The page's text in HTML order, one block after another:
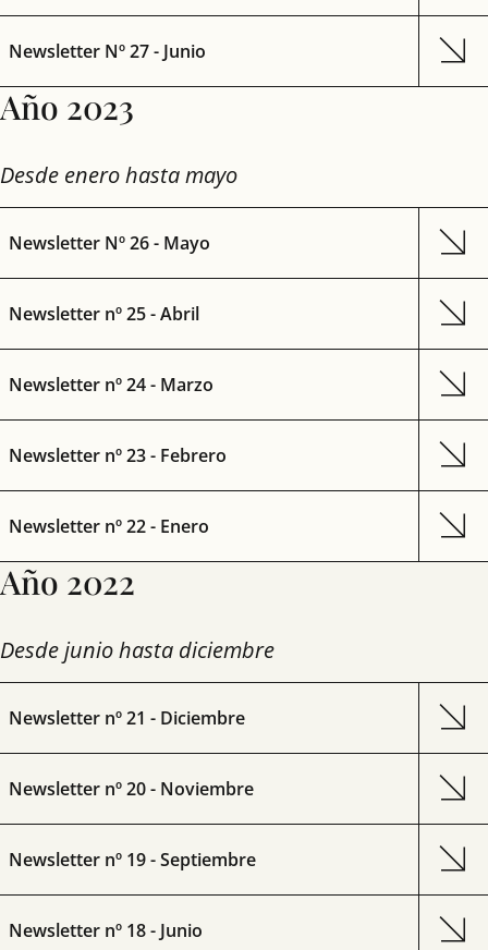
Newsletter Nº 27 - Junio
Año 2023
Desde enero hasta mayo
Newsletter Nº 26 - Mayo
Newsletter nº 25 - Abril
Newsletter nº 24 - Marzo
Newsletter nº 23 - Febrero
Newsletter nº 22 - Enero
Año 2022
Desde junio hasta diciembre
Newsletter nº 21 - Diciembre
Newsletter nº 20 - Noviembre
Newsletter nº 19 - Septiembre
Newsletter nº 18 - Junio